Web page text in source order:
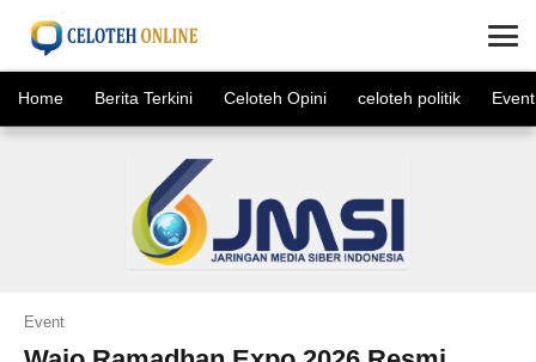
Home Berita Terkini Celoteh Opini celoteh politik Event
Event